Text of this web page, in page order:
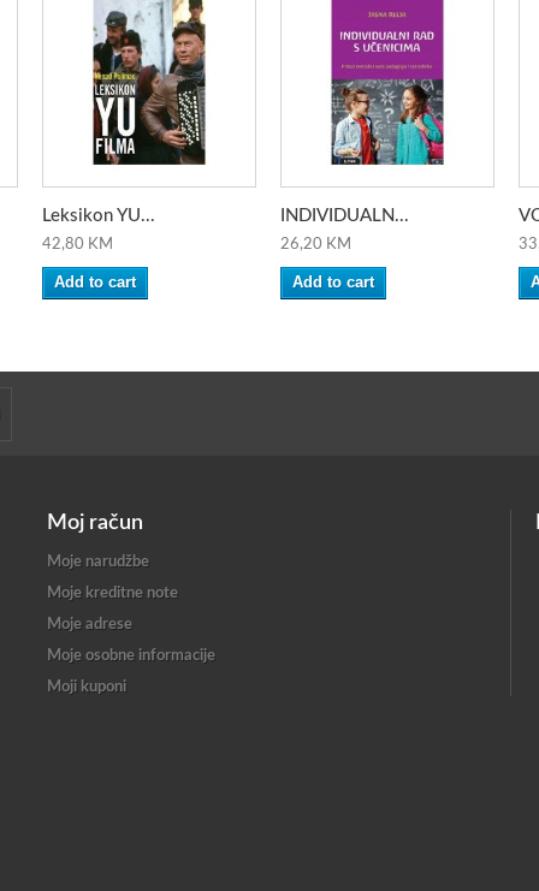
Leksikon YU...
42,80 KM
Add to cart
INDIVIDUALN...
26,20 KM
Add to cart
Moj račun
Moje narudžbe
Moje kreditne note
Moje adrese
Moje osobne informacije
Moji kuponi